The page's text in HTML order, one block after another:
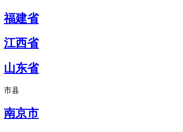
福建省
江西省
山东省
市县
南京市